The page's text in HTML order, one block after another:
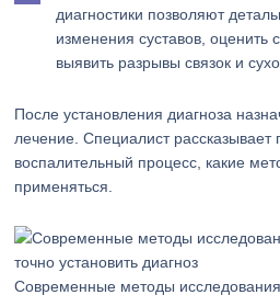
диагностики позволяют
изменения суставов, оценить
выявить разрывы связок и
После установления диагноза
лечение. Специалист рассказывает
воспалительный процесс, какие
применяться.
Современные методы